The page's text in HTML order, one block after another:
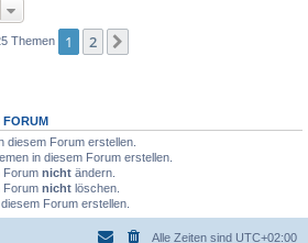
Themen 1 2
FORUM
diesem Forum erstellen.
in diesem Forum erstellen.
Forum nicht ändern.
Forum nicht löschen.
Forum erstellen.
Alle Zeiten sind UTC+02:00